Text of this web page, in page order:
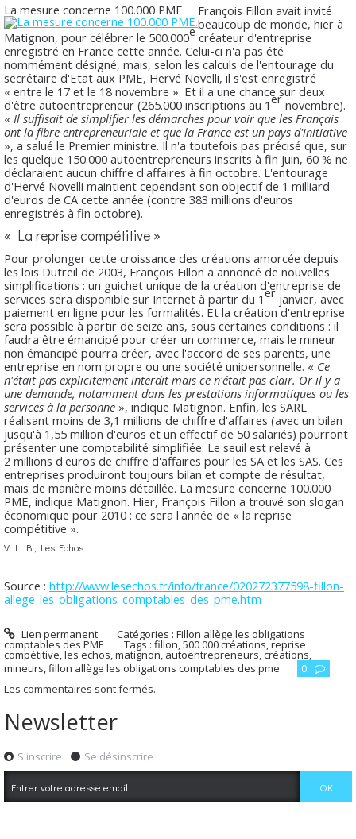
La mesure concerne 100.000 PME.
François Fillon avait invité
beaucoup de monde, hier à
Matignon, pour célébrer le 500.000e créateur d'entreprise
enregistré en France cette année. Celui-ci n'a pas été
nommément désigné, mais, selon les calculs de l'entourage du
secrétaire d'Etat aux PME, Hervé Novelli, il s'est enregistré
« entre le 17 et le 18 novembre ». Et il a une chance sur deux
d'être autoentrepreneur (265.000 inscriptions au 1er novembre).
« Il suffisait de simplifier les démarches pour voir que les Français
ont la fibre entrepreneuriale et que la France est un pays d'initiative
», a salué le Premier ministre. Il n'a toutefois pas précisé que, sur
les quelque 150.000 autoentrepreneurs inscrits à fin juin, 60 % ne
déclaraient aucun chiffre d'affaires à fin octobre. L'entourage
d'Hervé Novelli maintient cependant son objectif de 1 milliard
d'euros de CA cette année (contre 383 millions d'euros
enregistrés à fin octobre).
« La reprise compétitive »
Pour prolonger cette croissance des créations amorcée depuis
les lois Dutreil de 2003, François Fillon a annoncé de nouvelles
simplifications : un guichet unique de la création d'entreprise de
services sera disponible sur Internet à partir du 1er janvier, avec
paiement en ligne pour les formalités. Et la création d'entreprise
sera possible à partir de seize ans, sous certaines conditions : il
faudra être émancipé pour créer un commerce, mais le mineur
non émancipé pourra créer, avec l'accord de ses parents, une
entreprise en nom propre ou une société unipersonnelle. « Ce
n'était pas explicitement interdit mais ce n'était pas clair. Or il y a
une demande, notamment dans les prestations informatiques ou les
services à la personne », indique Matignon. Enfin, les SARL
réalisant moins de 3,1 millions de chiffre d'affaires (avec un bilan
jusqu'à 1,55 million d'euros et un effectif de 50 salariés) pourront
présenter une comptabilité simplifiée. Le seuil est relevé à
2 millions d'euros de chiffre d'affaires pour les SA et les SAS. Ces
entreprises produiront toujours bilan et compte de résultat,
mais de manière moins détaillée. La mesure concerne 100.000
PME, indique Matignon. Hier, François Fillon a trouvé son slogan
économique pour 2010 : ce sera l'année de « la reprise
compétitive ».
V. L. B., Les Echos
Source : http://www.lesechos.fr/info/france/020272377598-fillon-
allege-les-obligations-comptables-des-pme.htm
Lien permanent Catégories :Fillon allège les obligations
comptables des PME Tags : fillon,500 000 créations,reprise
compétitive,les echos,matignon, autoentrepreneurs,créations,
mineurs,fillon allège les obligations comptables des pme
0
Les commentaires sont fermés.
Newsletter
S'inscrire Se désinscrire